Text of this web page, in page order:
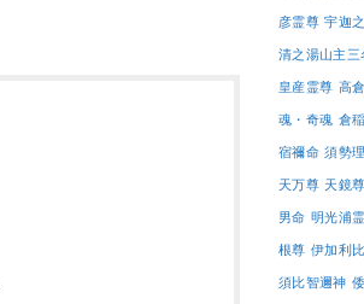
彦霊尊 宇迦
清之湯山主
皇産霊尊 高
魂・奇魂 倉
宿禰命 須勢
天万尊 天鏡尊
男命 明光浦霊
根尊 伊加利
須比智邇神